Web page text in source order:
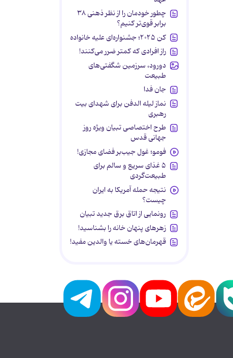
چطور خودمان را از نظر ذهنی ۳۸
برابر قوی‌تر کنیم؟
کن ۲۰۲۵؛ جشنواره‌ای علیه خانواده
راز افرادی که کمتر ضرر می‌کنند!
دورود، سرزمین شگفتی‌های
طبیعت
جان فدا
نماز لیله الدفن برای شهدای بیت
رهبری
طرح اختصاصی تبیان ویژه روز
جهانی قدس
فومو؛ غول جیب‌بر فضای مجازی!
۵ غذای سریع و سالم برای
طبیعت‌گردی
نتیجه حمله آمریکا به ایران
چیست؟
رونمایی از اتاق برق جدید تبیان
زهرهای پنهان خانه را بشناسید!
قهرمان‌های خسته یا والدین مفید!